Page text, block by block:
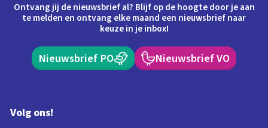
Ontvang jij de nieuwsbrief al? Blijf op de hoogte door je aan
te melden en ontvang elke maand een nieuwsbrief naar
keuze in je inbox!
Nieuwsbrief PO Nieuwsbrief VO
Volg ons!